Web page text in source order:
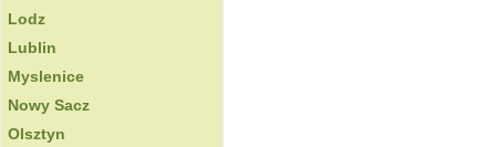
Lodz
Lublin
Myslenice
Nowy Sacz
Olsztyn